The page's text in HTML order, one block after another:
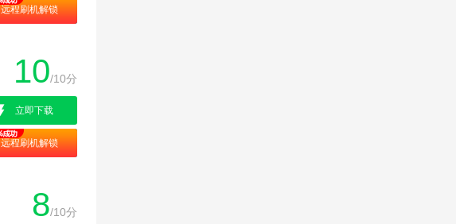
远程刷机解锁
10/10分
立即下载
远程刷机解锁
8/10分